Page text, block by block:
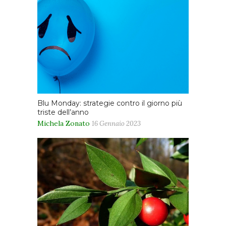
Blu Monday: strategie contro il giorno più
triste dell’anno
Michela Zonato 16 Gennaio 2023